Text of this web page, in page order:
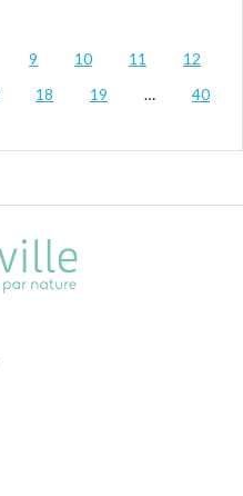
9 10 11
12
18 19 … 40